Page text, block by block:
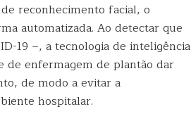
reconhecimento facial, o
automatizada. Ao detectar que
19 –, a tecnologia de inteligência
de enfermagem de plantão dar
de modo a evitar a
hospitalar.